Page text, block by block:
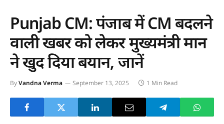
Punjab CM: पंजाब में CM बदलने
वाली खबर को लेकर मुख्यमंत्री मान
ने खुद दिया बयान, जानें
ByVandna Verma September 13, 2025 1 Min Read